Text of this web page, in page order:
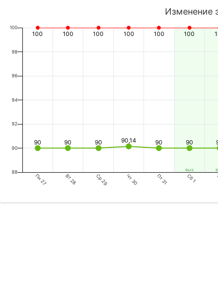
вых.
Изменение
90 90 90 90,14 90 90
100 100 100 100 100 100
Пн 27 Вт 28 Ср 29 Чт 30 Пт 31 Сб 1
88
90
92
94
96
98
100